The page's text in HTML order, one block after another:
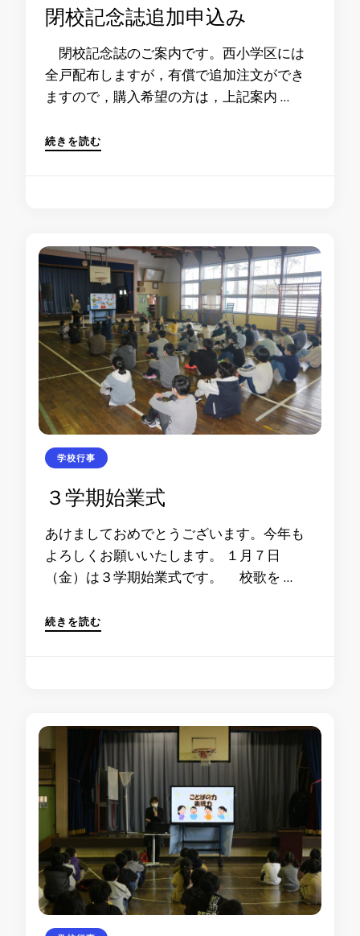
閉校記念誌追加申込み
閉校記念誌のご案内です。西小学区には
全戸配布しますが，有償で追加注文ができ
ますので，購入希望の方は，上記案内 …
続きを読む
学校行事
３学期始業式
あけましておめでとうございます。今年も
よろしくお願いいたします。 １月７日
（金）は３学期始業式です。 校歌を …
続きを読む